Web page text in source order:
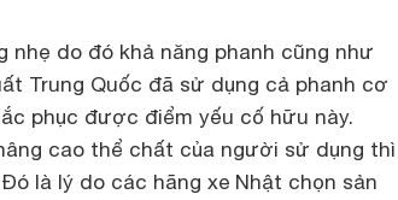
do đó khả năng phanh cũng như
Trung Quốc đã sử dụng cả phanh cơ
phục được điểm yếu cố hữu này.
cao thể chất của người sử dụng thì
là lý do các hãng xe Nhật chọn sản